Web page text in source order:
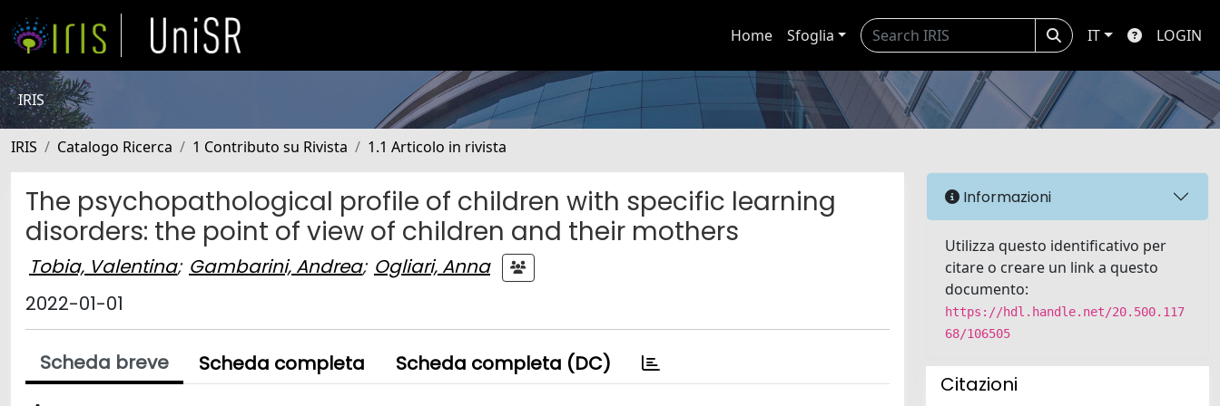
Home Sfoglia IT LOGIN
IRIS
IRIS Catalogo Ricerca 1 Contributo su Rivista 1.1 Articolo in rivista
The psychopathological profile of children with specific learning
disorders: the point of view of children and their mothers
Tobia, Valentina; Gambarini, Andrea; Ogliari, Anna
2022-01-01
Scheda breve Scheda completa Scheda completa (DC)
Informazioni
Utilizza questo identificativo per
citare o creare un link a questo
documento:
https://hdl.handle.net/20.500.117
68/106505
Citazioni